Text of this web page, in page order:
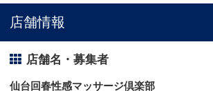
店舗情報
店舗名・募集者
仙台回春性感マッサージ倶楽部